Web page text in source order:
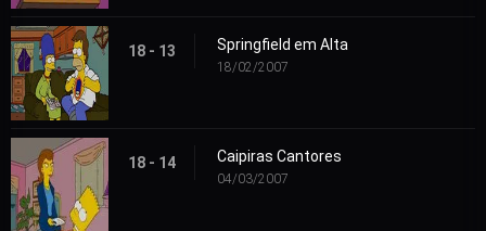
18 - 13 Springfield em Alta
18/02/2007
18 - 14 Caipiras Cantores
04/03/2007